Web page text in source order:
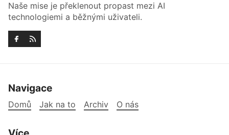
Naše mise je překlenout propast mezi AI
technologiemi a běžnými uživateli.
Navigace
Domů Jak na to Archiv O nás